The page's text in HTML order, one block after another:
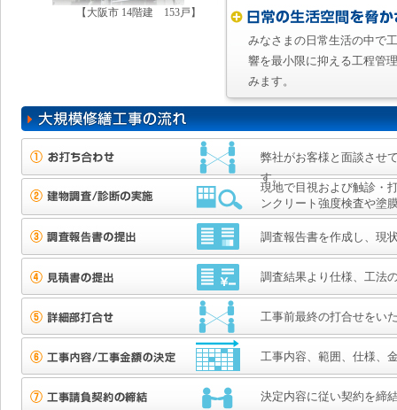
みなさまの日常生活の中で
響を最小限に抑える工程管
みます。
【大阪市 14階建 153戸】
弊社がお客様と面談させ
す。
現地で目視および触診・
ンクリート強度検査や塗
調査報告書を作成し、現
調査結果より仕様、工法
工事前最終の打合せをい
工事内容、範囲、仕様、
決定内容に従い契約を締